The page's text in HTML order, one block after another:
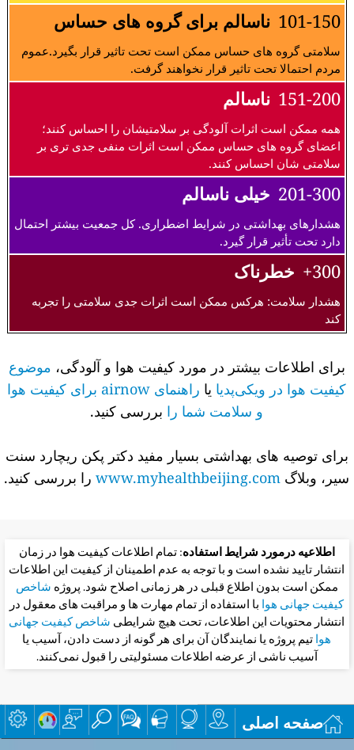
101-150 ناسالم برای گروه های حساس
سلامتی گروه های حساس ممکن است تحت تاثیر قرار بگیرد.عموم
مردم احتمالا تحت تاثیر قرار نخواهند گرفت.
151-200 ناسالم
همه ممکن است اثرات آلودگی بر سلامتیشان را احساس کنند؛
اعضای گروه های حساس ممکن است اثرات منفی جدی تری بر
سلامتی شان احساس کنند.
201-300 خیلی ناسالم
هشدارهای بهداشتی در شرایط اضطراری. کل جمعیت بیشتر احتمال
دارد تحت تأثیر قرار گیرد.
300+ خطرناک
هشدار سلامت: هرکس ممکن است اثرات جدی سلامتی را تجربه
کند
برای اطلاعات بیشتر در مورد کیفیت هوا و آلودگی، موضوع
کیفیت هوا در ویکی‌پدیایا
راهنمای airnow برای کیفیت هوا
و سلامت شما را بررسی کنید.
برای توصیه های بهداشتی بسیار مفید دکتر پکن ریچارد سنت
سیر، وبلاگ www.myhealthbeijing.comرا بررسی کنید.
اطلاعیه درمورد شرایط استفاده: تمام اطلاعات کیفیت هوا در زمان
انتشار تایید نشده است و با توجه به عدم اطمینان از کیفیت این اطلاعات
ممکن است بدون اطلاع قبلی در هر زمانی اصلاح شود. پروژهشاخص
کیفیت جهانی هوا با استفاده از تمام مهارت ها و مراقبت های معقول در
انتشار محتویات این اطلاعات، تحت هیچ شرایطیشاخص کیفیت جهانی
هوا تیم پروژه یا نمایندگان آن برای هر گونه از دست دادن، آسیب یا
آسیب ناشی از عرضه اطلاعات مسئولیتی را قبول نمی‌کنند.
صفحه اصلی